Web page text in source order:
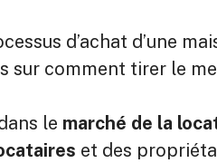
d’achat d’une
sur comment tirer le
le marché de la
et des